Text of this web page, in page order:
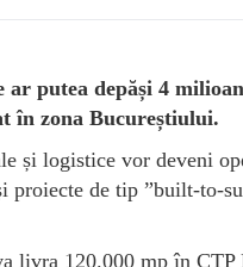
putea depăși 4
în zona Bucureștiului.
și logistice vor deveni
proiecte de tip ”built-to-
livra 120.000 mp în CTP